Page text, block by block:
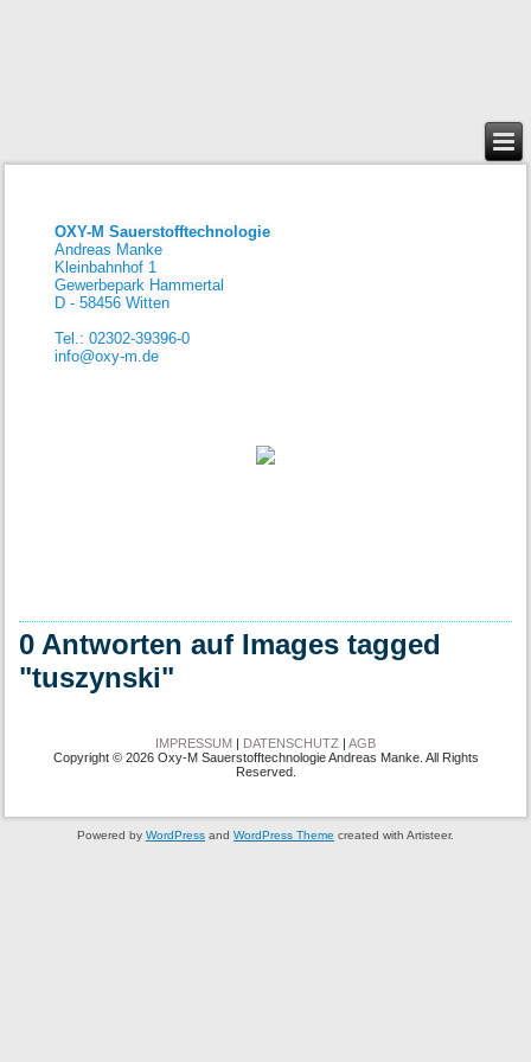
OXY-M Sauerstofftechnologie
Andreas Manke
Kleinbahnhof 1
Gewerbepark Hammertal
D - 58456 Witten
Tel.: 02302-39396-0
info@oxy-m.de
0 Antworten auf Images tagged
"tuszynski"
IMPRESSUM | DATENSCHUTZ | AGB
Copyright © 2026 Oxy-M Sauerstofftechnologie Andreas Manke. All Rights
Reserved.
Powered by WordPress and WordPress Theme created with Artisteer.